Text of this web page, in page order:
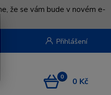
že se vám bude v novém e-
Přihlášení
0 0 Kč